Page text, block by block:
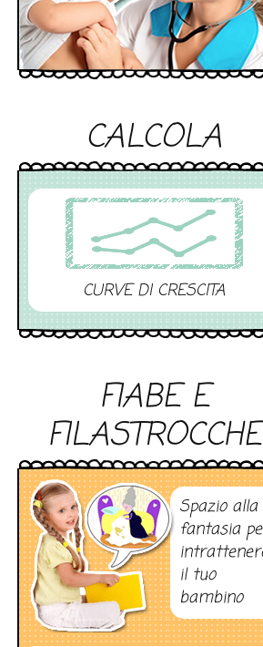
CALCOLA
CURVE DI CRESCITA
FIABE E
FILASTROCCHE
Spazio alla
fantasia
il tuo
bambino